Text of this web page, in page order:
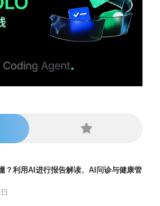
？利用AI进行报告解读、AI问诊与健康管